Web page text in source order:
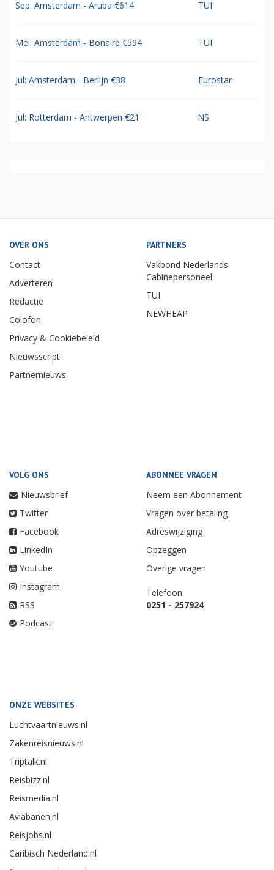
Sep: Amsterdam - Aruba €614 TUI
Mei: Amsterdam - Bonaire €594 TUI
Jul: Amsterdam - Berlijn €38 Eurostar
Jul: Rotterdam - Antwerpen €21 NS
OVER ONS
Contact
Adverteren
Redactie
Colofon
Privacy & Cookiebeleid
Nieuwsscript
Partnernieuws
PARTNERS
Vakbond Nederlands
Cabinepersoneel
TUI
NEWHEAP
VOLG ONS
Nieuwsbrief
Twitter
Facebook
LinkedIn
Youtube
Instagram
RSS
Podcast
ABONNEE VRAGEN
Neem een Abonnement
Vragen over betaling
Adreswijziging
Opzeggen
Overige vragen
Telefoon:
0251 - 257924
ONZE WEBSITES
Luchtvaartnieuws.nl
Zakenreisnieuws.nl
Triptalk.nl
Reisbizz.nl
Reismedia.nl
Aviabanen.nl
Reisjobs.nl
Caribisch Nederland.nl